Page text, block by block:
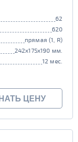
62
620
прямая (1, R)
242x175x190 мм.
12 мес.
ЦЕНУ